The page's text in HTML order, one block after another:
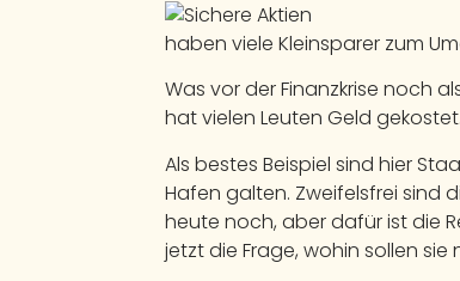
haben viele Kleinsparer zum
Was vor der Finanzkrise noch
hat vielen Leuten Geld gekostet.
Als bestes Beispiel sind hier
Hafen galten. Zweifelsfrei sind
heute noch, aber dafür ist die
jetzt die Frage, wohin sollen sie